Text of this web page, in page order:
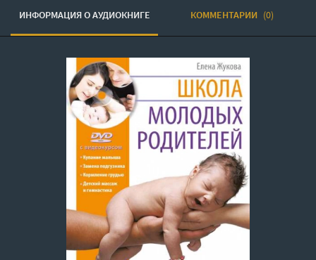
ИНФОРМАЦИЯ О АУДИОКНИГЕ КОММЕНТАРИИ (0)